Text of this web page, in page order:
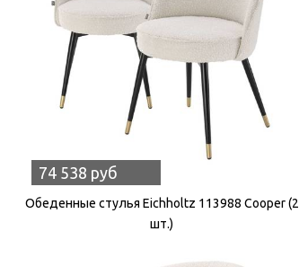
74 538 руб
Обеденные стулья Eichholtz 113988 Cooper (2
шт.)